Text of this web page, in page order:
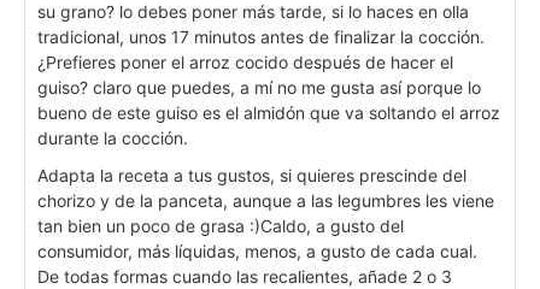
su grano? lo debes poner más tarde, si lo haces en olla
tradicional, unos 17 minutos antes de finalizar la cocción.
¿Prefieres poner el arroz cocido después de hacer el
guiso? claro que puedes, a mí no me gusta así porque lo
bueno de este guiso es el almidón que va soltando el arroz
durante la cocción.
Adapta la receta a tus gustos, si quieres prescinde del
chorizo y de la panceta, aunque a las legumbres les viene
tan bien un poco de grasa :)Caldo, a gusto del
consumidor, más líquidas, menos, a gusto de cada cual.
De todas formas cuando las recalientes, añade 2 o 3